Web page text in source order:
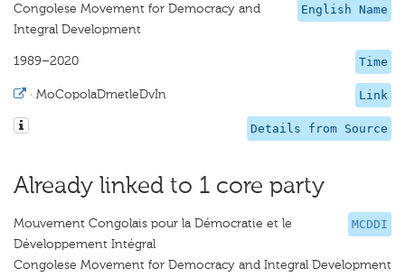
English Name
Congolese Movement for Democracy and
Integral Development
Time
1989–2020
Link
· MoCopolaDmetleDvIn
Details from Source
Already linked to 1 core party
MCDDI
Mouvement Congolais pour la Démocratie et le
Développement Intégral
Congolese Movement for Democracy and Integral Development